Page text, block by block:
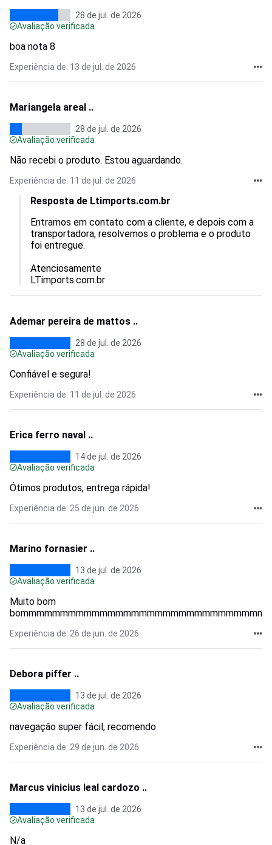
28 de jul. de 2026
Avaliação verificada
boa nota 8
Experiência de: 13 de jul. de 2026
Mariangela areal ..
28 de jul. de 2026
Avaliação verificada
Não recebi o produto. Estou aguardando.
Experiência de: 11 de jul. de 2026
Resposta de Ltimports.com.br
Entramos em contato com a cliente, e depois com a
transportadora, resolvemos o problema e o produto
foi entregue.
Atenciosamente
LTimports.com.br
Ademar pereira de mattos ..
28 de jul. de 2026
Avaliação verificada
Confiável e segura!
Experiência de: 11 de jul. de 2026
Erica ferro naval ..
14 de jul. de 2026
Avaliação verificada
Ótimos produtos, entrega rápida!
Experiência de: 25 de jun. de 2026
Marino fornasier ..
13 de jul. de 2026
Avaliação verificada
Muito bom
Experiência de: 26 de jun. de 2026
Debora piffer ..
13 de jul. de 2026
Avaliação verificada
navegação super fácil, recomendo
Experiência de: 29 de jun. de 2026
Marcus vinicius leal cardozo ..
13 de jul. de 2026
Avaliação verificada
N/a